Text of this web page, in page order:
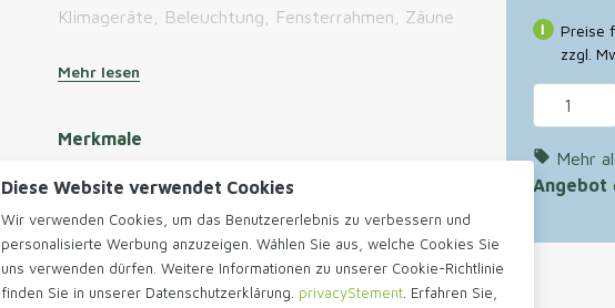
Klimageräte, Beleuchtung, Fensterrahmen, Zäune
klemmend mit dem Kunststoffstreifen
UV-beständiger Streifen aus transparentem
Polycarbonat, witterungsbeständig,
dadurch lange Lebensdauer
Mehr lesen
Merkmale
Artikelnummer
110.1105.16
EAN
8718026796563
Marke
Tilmar
Abmessungen
Länge
500 mm
Preise
zzgl.
 Mehr
Angebot
Diese Website verwendet Cookies
Wir verwenden Cookies, um das Benutzererlebnis zu verbessern und
personalisierte Werbung anzuzeigen. Wählen Sie aus, welche Cookies Sie
uns verwenden dürfen. Weitere Informationen zu unserer Cookie-Richtlinie
finden Sie in unserer Datenschutzerklärung. privacyStement . Erfahren Sie,